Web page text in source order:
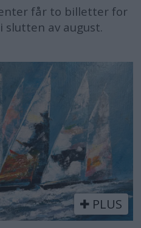
får to billetter for
slutten av august.
PLUS